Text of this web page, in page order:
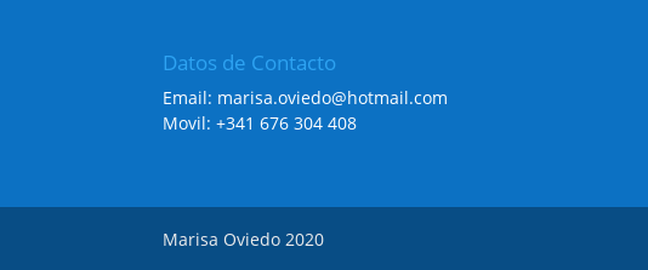
Datos de Contacto
Email: marisa.oviedo@hotmail.com
Movil: +341 676 304 408
Marisa Oviedo 2020